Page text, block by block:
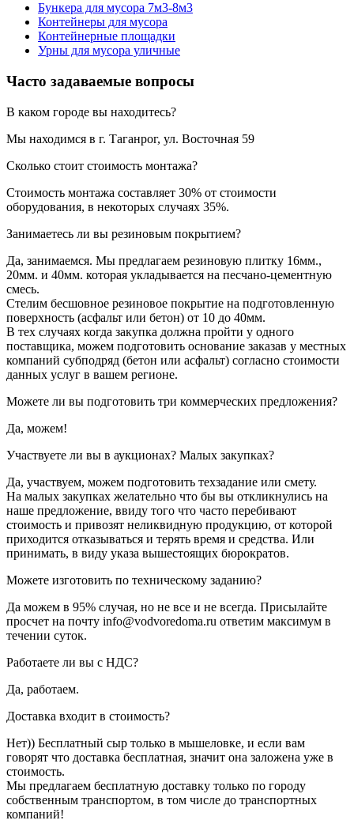
Бункера для мусора 7м3-8м3
Контейнеры для мусора
Контейнерные площадки
Урны для мусора уличные
Часто задаваемые вопросы
В каком городе вы находитесь?
Мы находимся в г. Таганрог, ул. Восточная 59
Сколько стоит стоимость монтажа?
Стоимость монтажа составляет 30% от стоимости
оборудования, в некоторых случаях 35%.
Занимаетесь ли вы резиновым покрытием?
Да, занимаемся. Мы предлагаем резиновую плитку 16мм.,
20мм. и 40мм. которая укладывается на песчано-цементную
смесь.
Стелим бесшовное резиновое покрытие на подготовленную
поверхность (асфальт или бетон) от 10 до 40мм.
В тех случаях когда закупка должна пройти у одного
поставщика, можем подготовить основание заказав у местных
компаний субподряд (бетон или асфальт) согласно стоимости
данных услуг в вашем регионе.
Можете ли вы подготовить три коммерческих предложения?
Да, можем!
Участвуете ли вы в аукционах? Малых закупках?
Да, участвуем, можем подготовить техзадание или смету.
На малых закупках желательно что бы вы откликнулись на
наше предложение, ввиду того что часто перебивают
стоимость и привозят неликвидную продукцию, от которой
приходится отказываться и терять время и средства. Или
принимать, в виду указа вышестоящих бюрократов.
Можете изготовить по техническому заданию?
Да можем в 95% случая, но не все и не всегда. Присылайте
просчет на почту info@vodvoredoma.ru ответим максимум в
течении суток.
Работаете ли вы с НДС?
Да, работаем.
Доставка входит в стоимость?
Нет)) Бесплатный сыр только в мышеловке, и если вам
говорят что доставка бесплатная, значит она заложена уже в
стоимость.
Мы предлагаем бесплатную доставку только по городу
собственным транспортом, в том числе до транспортных
компаний!